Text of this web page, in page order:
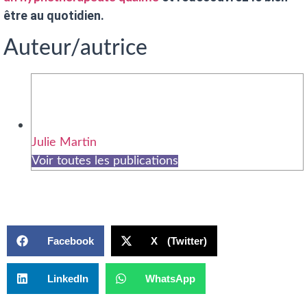
être au quotidien.
Auteur/autrice
Julie Martin
Voir toutes les publications
Facebook X (Twitter)
LinkedIn WhatsApp